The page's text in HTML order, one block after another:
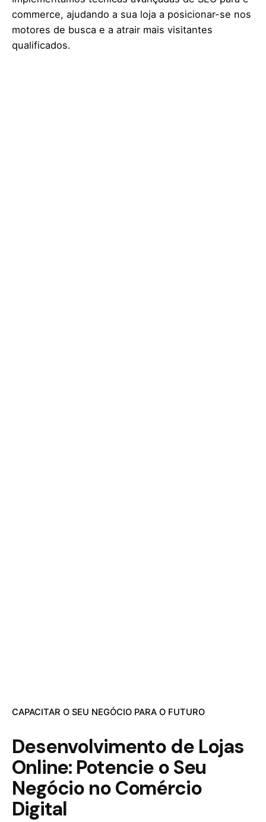
commerce, ajudando a sua loja a posicionar-se nos
motores de busca e a atrair mais visitantes
qualificados.
CAPACITAR O SEU NEGÓCIO PARA O FUTURO
Desenvolvimento de Lojas
Online: Potencie o Seu
Negócio no Comércio
Digital